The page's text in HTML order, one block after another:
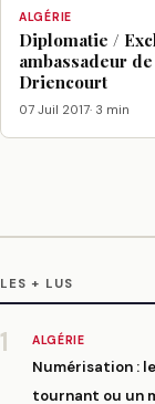
ALGÉRIE
Diplomatie /
ambassadeur
Driencourt
07 Juil 2017· 3 min
LES + LUS
1 ALGÉRIE
Numérisation :
tournant ou un